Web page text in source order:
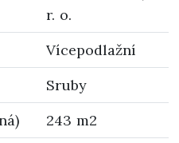
r. o.
Vícepodlažní
Sruby
243 m2